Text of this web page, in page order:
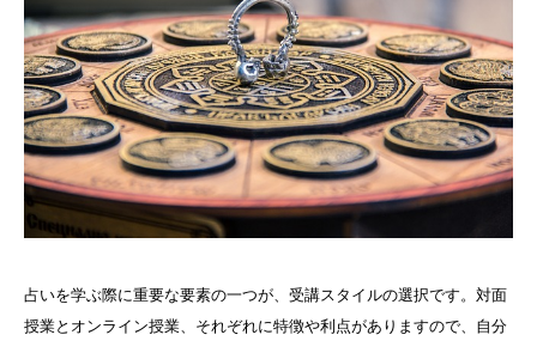
占いを学ぶ際に重要な要素の一つが、受講スタイルの選択です。対面
授業とオンライン授業、それぞれに特徴や利点がありますので、自分